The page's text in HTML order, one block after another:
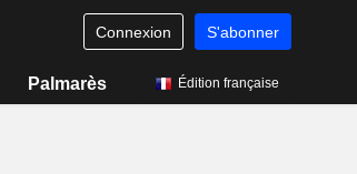
Connexion S'abonner
Palmarès Édition française